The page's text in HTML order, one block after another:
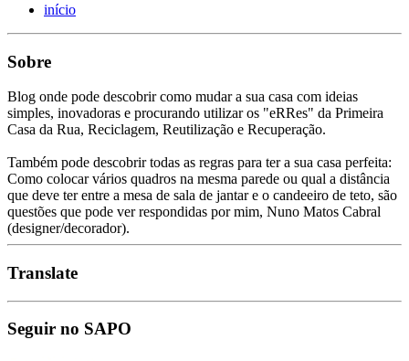
início
Sobre
Blog onde pode descobrir como mudar a sua casa com ideias
simples, inovadoras e procurando utilizar os "eRRes" da Primeira
Casa da Rua, Reciclagem, Reutilização e Recuperação.
Também pode descobrir todas as regras para ter a sua casa perfeita:
Como colocar vários quadros na mesma parede ou qual a distância
que deve ter entre a mesa de sala de jantar e o candeeiro de teto, são
questões que pode ver respondidas por mim, Nuno Matos Cabral
(designer/decorador).
Translate
Seguir no SAPO